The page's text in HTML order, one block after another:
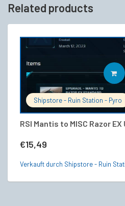
Related products
Shipstore - Ruin Station - Pyro
RSI Mantis to MISC Razor EX
€15,49
Verkauft durch Shipstore - Ruin